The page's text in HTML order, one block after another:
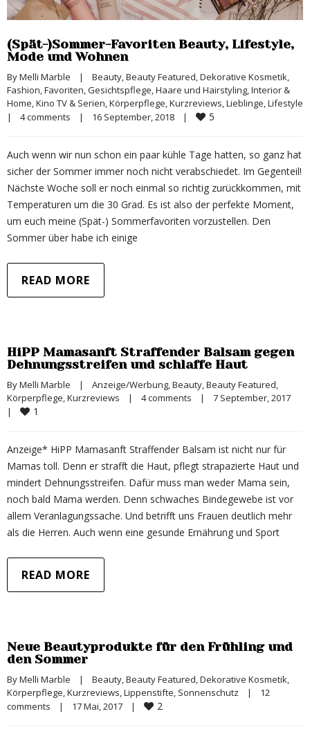
(Spät-)Sommer-Favoriten Beauty, Lifestyle,
Mode und Wohnen
By Melli Marble | Beauty Beauty Featured Dekorative Kosmetik
Fashion Favoriten Gesichtspflege Haare und Hairstyling Interior &
Home Kino TV & Serien Körperpflege Kurzreviews Lieblinge Lifestyle
|
4 comments | 16 September, 2018 | 5
Auch wenn wir nun schon ein paar kühle Tage hatten, so ganz hat
sicher der Sommer immer noch nicht verabschiedet. Im Gegenteil!
Nächste Woche soll er noch einmal so richtig zurückkommen, mit
Temperaturen um die 30 Grad. Es ist also der perfekte Moment,
um euch meine (Spät-) Sommerfavoriten vorzustellen. Den
Sommer über habe ich einige
READ MORE
HiPP Mamasanft Straffender Balsam gegen
Dehnungsstreifen und schlaffe Haut
By Melli Marble | Anzeige/Werbung Beauty Beauty Featured
Körperpflege Kurzreviews | 4 comments |
|
1
Anzeige* HiPP Mamasanft Straffender Balsam ist nicht nur für
Mamas toll. Denn er strafft die Haut, pflegt strapazierte Haut und
mindert Dehnungsstreifen. Dafür muss man weder Mama sein,
noch bald Mama werden. Denn schwaches Bindegewebe ist vor
allem Veranlagungssache. Und betrifft uns Frauen deutlich mehr
als die Herren. Auch wenn eine gesunde Ernährung und Sport
READ MORE
Neue Beautyprodukte für den Frühling und
den Sommer
By Melli Marble | Beauty Beauty Featured Dekorative Kosmetik
Körperpflege Kurzreviews Lippenstifte Sonnenschutz |
12
comments
| 17 Mai, 2017 | 2